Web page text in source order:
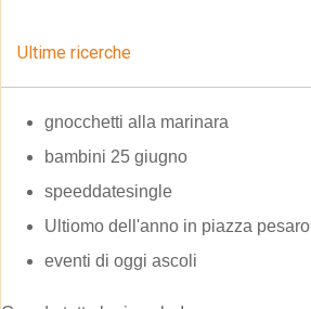
Ultime ricerche
gnocchetti alla marinara
bambini 25 giugno
speeddatesingle
Ultiomo dell'anno in piazza pesaro
eventi di oggi ascoli